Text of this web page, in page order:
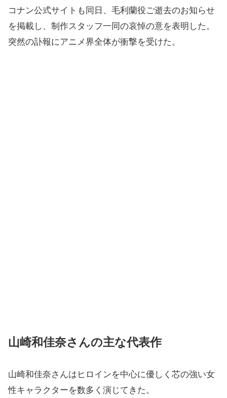
コナン公式サイトも同日、毛利蘭役ご逝去のお知らせ
を掲載し、制作スタッフ一同の哀悼の意を表明した。
突然の訃報にアニメ界全体が衝撃を受けた。
山崎和佳奈さんの主な代表作
山崎和佳奈さんはヒロインを中心に優しく芯の強い女
性キャラクターを数多く演じてきた。